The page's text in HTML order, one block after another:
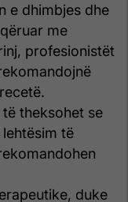
e dhimbjes dhe
me
profesionistët
theksohet se
të
duke